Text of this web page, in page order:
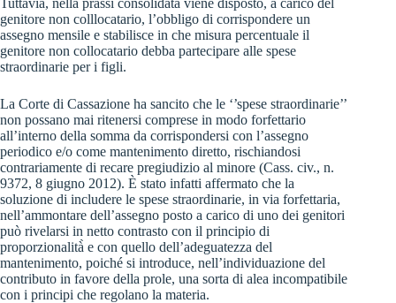
Tuttavia, nella prassi consolidata viene disposto, a carico del
genitore non colllocatario, l’obbligo di corrispondere un
assegno mensile e stabilisce in che misura percentuale il
genitore non collocatario debba partecipare alle spese
straordinarie per i figli.
La Corte di Cassazione ha sancito che le ‘’spese straordinarie’’
non possano mai ritenersi comprese in modo forfettario
all’interno della somma da corrispondersi con l’assegno
periodico e/o come mantenimento diretto, rischiandosi
contrariamente di recare pregiudizio al minore (Cass. civ., n.
9372, 8 giugno 2012). È stato infatti affermato che la
soluzione di includere le spese straordinarie, in via forfettaria,
nell’ammontare dell’assegno posto a carico di uno dei genitori
può rivelarsi in netto contrasto con il principio di
proporzionalità̀ e con quello dell’adeguatezza del
mantenimento, poiché si introduce, nell’individuazione del
contributo in favore della prole, una sorta di alea incompatibile
con i principi che regolano la materia.